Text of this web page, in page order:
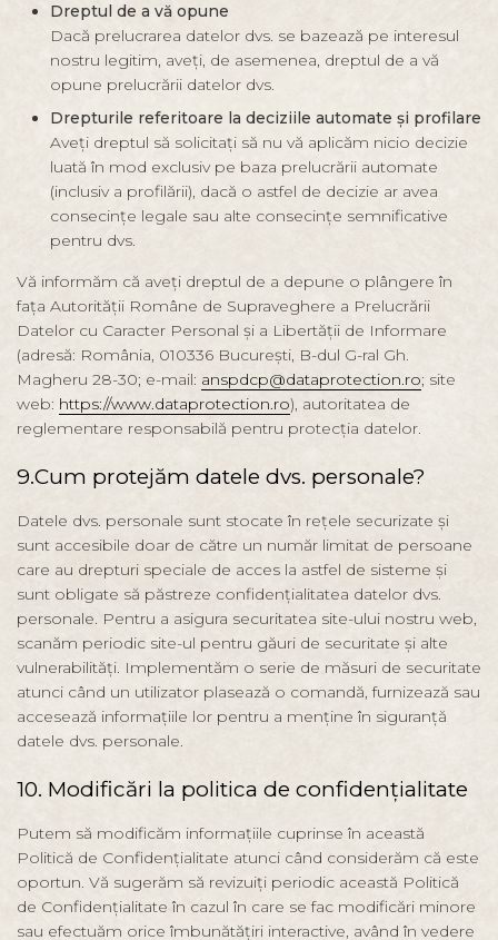
Dreptul de a vă opune
Dacă prelucrarea datelor dvs. se bazează pe interesul
nostru legitim, aveți, de asemenea, dreptul de a vă
opune prelucrării datelor dvs.
Drepturile referitoare la deciziile automate și profilare
Aveți dreptul să solicitați să nu vă aplicăm nicio decizie
luată în mod exclusiv pe baza prelucrării automate
(inclusiv a profilării), dacă o astfel de decizie ar avea
consecințe legale sau alte consecințe semnificative
pentru dvs.
Vă informăm că aveți dreptul de a depune o plângere în
fața Autorității Române de Supraveghere a Prelucrării
Datelor cu Caracter Personal și a Libertății de Informare
(adresă: România, 010336 București, B-dul G-ral Gh.
Magheru 28-30; e-mail: anspdcp@dataprotection.ro; site
web: https://www.dataprotection.ro), autoritatea de
reglementare responsabilă pentru protecția datelor.
9.Cum protejăm datele dvs. personale?
Datele dvs. personale sunt stocate în rețele securizate și
sunt accesibile doar de către un număr limitat de persoane
care au drepturi speciale de acces la astfel de sisteme și
sunt obligate să păstreze confidențialitatea datelor dvs.
personale. Pentru a asigura securitatea site-ului nostru web,
scanăm periodic site-ul pentru găuri de securitate și alte
vulnerabilități. Implementăm o serie de măsuri de securitate
atunci când un utilizator plasează o comandă, furnizează sau
accesează informațiile lor pentru a menține în siguranță
datele dvs. personale.
10. Modificări la politica de confidențialitate
Putem să modificăm informațiile cuprinse în această
Politică de Confidențialitate atunci când considerăm că este
oportun. Vă sugerăm să revizuiți periodic această Politică
de Confidențialitate în cazul în care se fac modificări minore
sau efectuăm orice îmbunătățiri interactive, având în vedere